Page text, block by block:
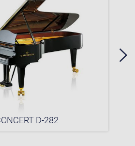
D-282